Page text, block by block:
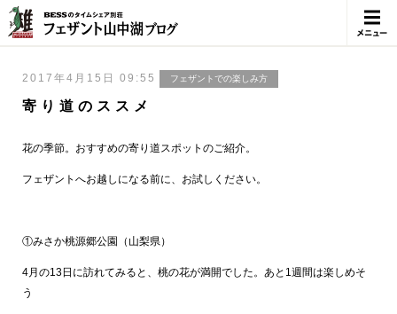
メニュ
2017年4月15日 09:55 フェザントでの楽しみ方
寄り道のススメ
花の季節。おすすめの寄り道スポットのご紹介。
フェザントへお越しになる前に、お試しください。
①みさか桃源郷公園（山梨県）
4月の13日に訪れてみると、桃の花が満開でした。あと1週間は楽しめそ
う